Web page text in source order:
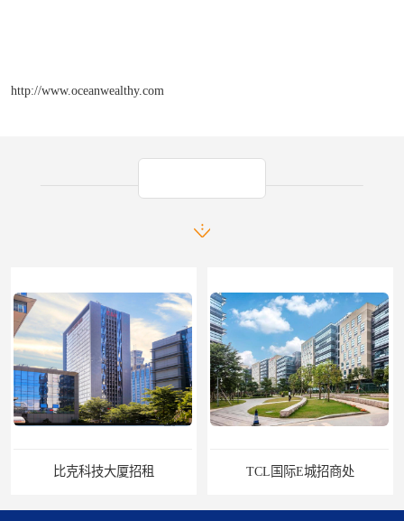
http://www.oceanwealthy.com
TCL国际E城招商处 田厦国际中心出租